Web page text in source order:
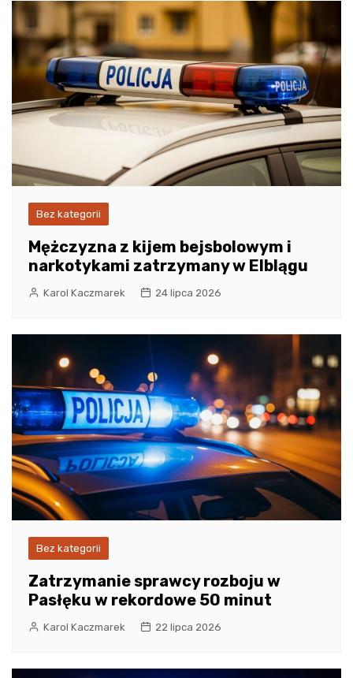
Bez kategorii
Mężczyzna z kijem bejsbolowym i
narkotykami zatrzymany w Elblągu
Karol Kaczmarek 24 lipca 2026
Bez kategorii
Zatrzymanie sprawcy rozboju w
Pasłęku w rekordowe 50 minut
Karol Kaczmarek 22 lipca 2026